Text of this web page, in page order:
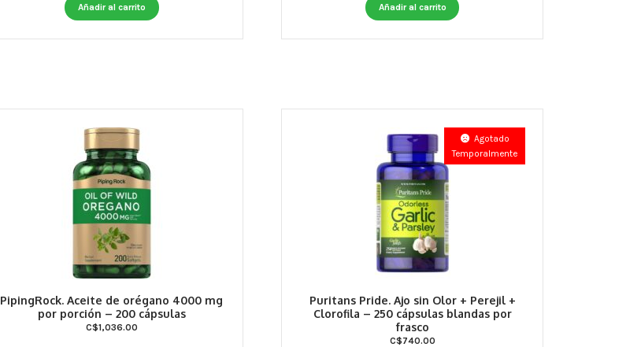
Añadir al carrito Añadir al carrito
PipingRock. Aceite de orégano 4000 mg
por porción – 200 cápsulas
C$1,036.00
Puritans Pride. Ajo sin Olor + Perejil +
Clorofila – 250 cápsulas blandas por
frasco
Agotado
Temporalmente
C$740.00